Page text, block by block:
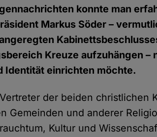
konnte man
Markus Söder –
Kreuze aufzuhängen –
Identität einrichten möchte.
der beiden christlichen
Gemeinden und anderer
Kultur und